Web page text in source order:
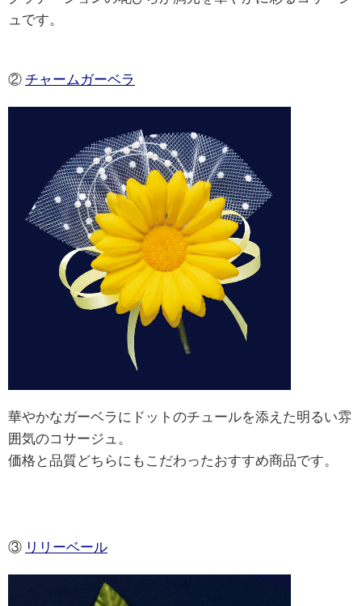
ュです。
② チャームガーベラ
華やかなガーベラにドットのチュールを添えた明るい雰
囲気のコサージュ。
価格と品質どちらにもこだわったおすすめ商品です。
③ リリーベール